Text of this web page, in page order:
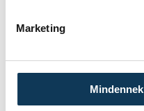
Marketing